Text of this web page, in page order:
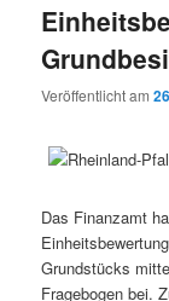
Veröffentlicht am
Das Finanzamt
Grundstücks
Fragebogen bei.